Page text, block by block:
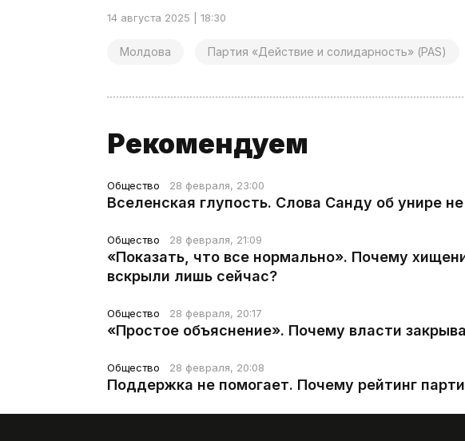
14 августа 2025 | 18:30
Молдова Партия «Действие и солидарность» (PAS)
Рекомендуем
Общество 28 февраля, 23:00
Вселенская глупость. Слова Санду об унире
Общество 28 февраля, 21:09
«Показать, что все нормально». Почему
вскрыли лишь сейчас?
Общество 28 февраля, 20:17
«Простое объяснение». Почему власти
Общество 28 февраля, 20:08
Поддержка не помогает. Почему рейтинг